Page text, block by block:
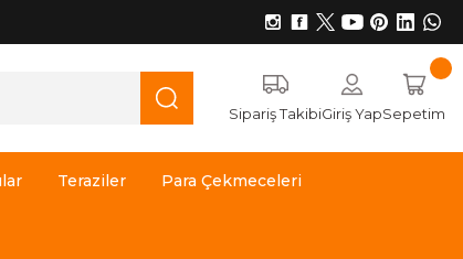
Sipariş TakibiGiriş YapSepetim
Teraziler Para Çekmeceleri